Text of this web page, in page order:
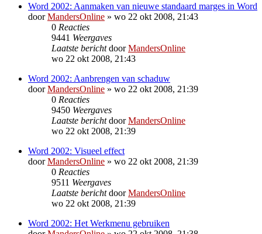
Word 2002: Aanmaken van nieuwe standaard marges in Word
doorMandersOnline » wo 22 okt 2008, 21:43
0 Reacties
9441 Weergaves
Laatste berichtdoorMandersOnline
wo 22 okt 2008, 21:43
Word 2002: Aanbrengen van schaduw
doorMandersOnline » wo 22 okt 2008, 21:39
0 Reacties
9450 Weergaves
Laatste berichtdoorMandersOnline
wo 22 okt 2008, 21:39
Word 2002: Visueel effect
doorMandersOnline » wo 22 okt 2008, 21:39
0 Reacties
9511 Weergaves
Laatste berichtdoorMandersOnline
wo 22 okt 2008, 21:39
Word 2002: Het Werkmenu gebruiken